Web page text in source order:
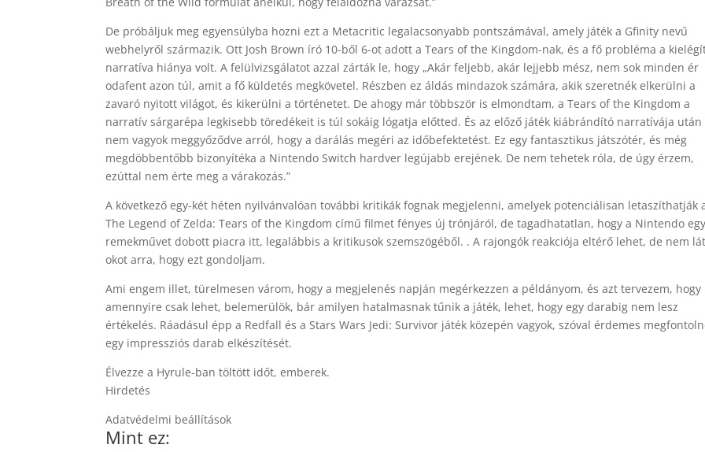
De próbáljuk meg egyensúlyba hozni ezt a Metacritic legalacsonyabb pontszámával, amely játék a Gfinity nevű
webhelyről származik. Ott Josh Brown író 10-ből 6-ot adott a Tears of the Kingdom-nak, és a fő probléma a
narratíva hiánya volt. A felülvizsgálatot azzal zárták le, hogy „Akár feljebb, akár lejjebb mész, nem sok minden ér
odafent azon túl, amit a fő küldetés megkövetel. Részben ez áldás mindazok számára, akik szeretnék elkerülni a
zavaró nyitott világot, és kikerülni a történetet. De ahogy már többször is elmondtam, a Tears of the Kingdom a
narratív sárgarépa legkisebb töredékeit is túl sokáig lógatja előtted. És az előző játék kiábrándító narratívája után
nem vagyok meggyőződve arról, hogy a darálás megéri az időbefektetést. Ez egy fantasztikus játszótér, és még
megdöbbentőbb bizonyítéka a Nintendo Switch hardver legújabb erejének. De nem tehetek róla, de úgy érzem,
ezúttal nem érte meg a várakozás.”
A következő egy-két héten nyilvánvalóan további kritikák fognak megjelenni, amelyek potenciálisan letaszíthatják
The Legend of Zelda: Tears of the Kingdom című filmet fényes új trónjáról, de tagadhatatlan, hogy a Nintendo egy
remekművet dobott piacra itt, legalábbis a kritikusok szemszögéből. . A rajongók reakciója eltérő lehet, de nem
okot arra, hogy ezt gondoljam.
Ami engem illet, türelmesen várom, hogy a megjelenés napján megérkezzen a példányom, és azt tervezem, hogy
amennyire csak lehet, belemerülök, bár amilyen hatalmasnak tűnik a játék, lehet, hogy egy darabig nem lesz
értékelés. Ráadásul épp a Redfall és a Stars Wars Jedi: Survivor játék közepén vagyok, szóval érdemes
egy impressziós darab elkészítését.
Élvezze a Hyrule-ban töltött időt, emberek.
Hirdetés
Adatvédelmi beállítások
Mint ez: